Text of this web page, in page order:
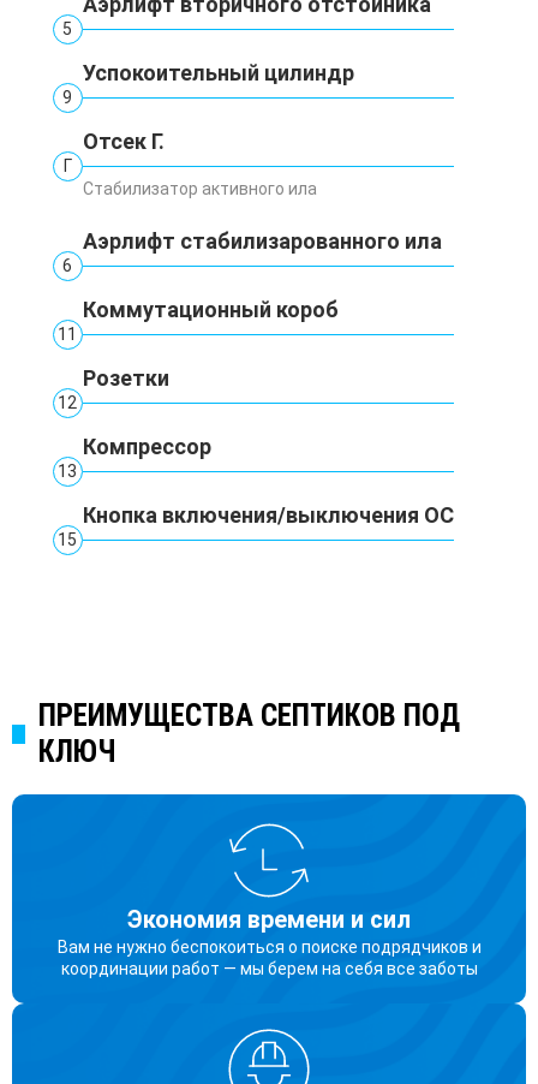
5
Успокоительный цилиндр
9
Отсек Г.
Г
Стабилизатор активного ила
Аэрлифт стабилизарованного ила
6
Коммутационный короб
11
Розетки
12
Компрессор
13
Кнопка включения/выключения ОС
15
ПРЕИМУЩЕСТВА СЕПТИКОВ ПОД
КЛЮЧ
Экономия времени и сил
Вам не нужно беспокоиться о поиске подрядчиков и
координации работ — мы берем на себя все заботы